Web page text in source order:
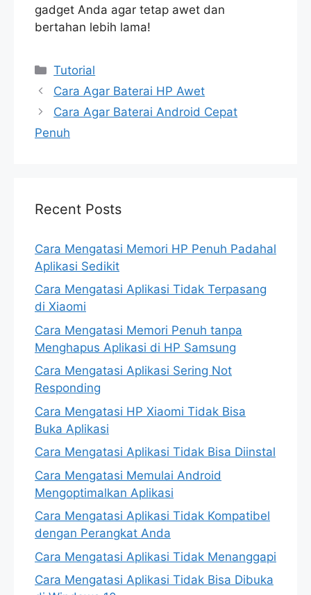
gadget Anda agar tetap awet dan
bertahan lebih lama!
Categories
Tutorial
Cara Agar Baterai HP Awet
Cara Agar Baterai Android Cepat
Penuh
Recent Posts
Cara Mengatasi Memori HP Penuh Padahal
Aplikasi Sedikit
Cara Mengatasi Aplikasi Tidak Terpasang
di Xiaomi
Cara Mengatasi Memori Penuh tanpa
Menghapus Aplikasi di HP Samsung
Cara Mengatasi Aplikasi Sering Not
Responding
Cara Mengatasi HP Xiaomi Tidak Bisa
Buka Aplikasi
Cara Mengatasi Aplikasi Tidak Bisa Diinstal
Cara Mengatasi Memulai Android
Mengoptimalkan Aplikasi
Cara Mengatasi Aplikasi Tidak Kompatibel
dengan Perangkat Anda
Cara Mengatasi Aplikasi Tidak Menanggapi
Cara Mengatasi Aplikasi Tidak Bisa Dibuka